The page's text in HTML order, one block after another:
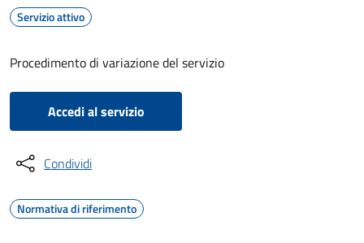
Servizio attivo
Procedimento di variazione del servizio
Accedi al servizio
Condividi
Normativa di riferimento